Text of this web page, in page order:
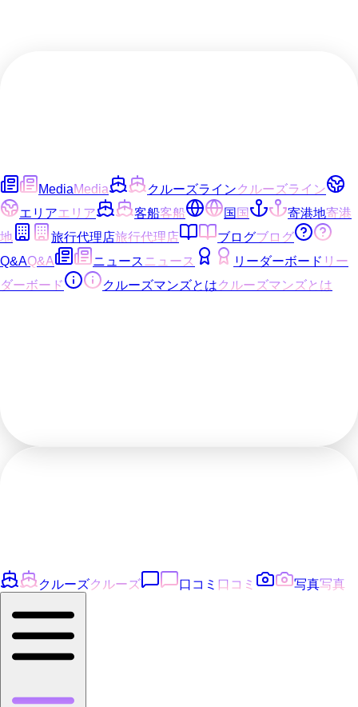
MediaMedia クルーズラインクルーズライン
エリアエリア 客船客船 国国 寄港地寄港
地
旅行代理店旅行代理店 ブログブログ
Q&AQ&A ニュース ニュース リーダーボード リー
ダーボード
クルーズマンズとはクルーズマンズとは
クルーズクルーズ 口コミ 口コミ 写真写真